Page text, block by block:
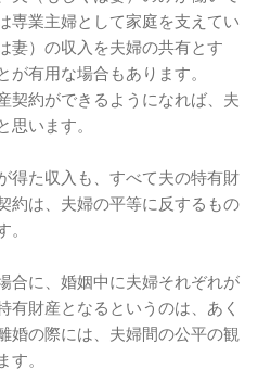
専業主婦として家庭を支えてい
妻）の収入を夫婦の共有とす
が有用な場合もあります。
契約ができるようになれば、夫
思います。
得た収入も、すべて夫の特有財
約は、夫婦の平等に反するもの
。
合に、婚姻中に夫婦それぞれが
有財産となるというのは、あく
婚の際には、夫婦間の公平の観
す。